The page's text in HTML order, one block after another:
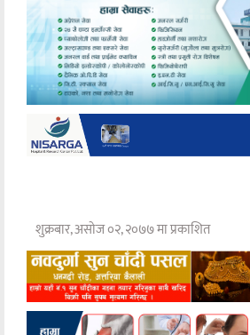
शुक्रबार, असोज ०२, २०७७ मा प्रकाशित